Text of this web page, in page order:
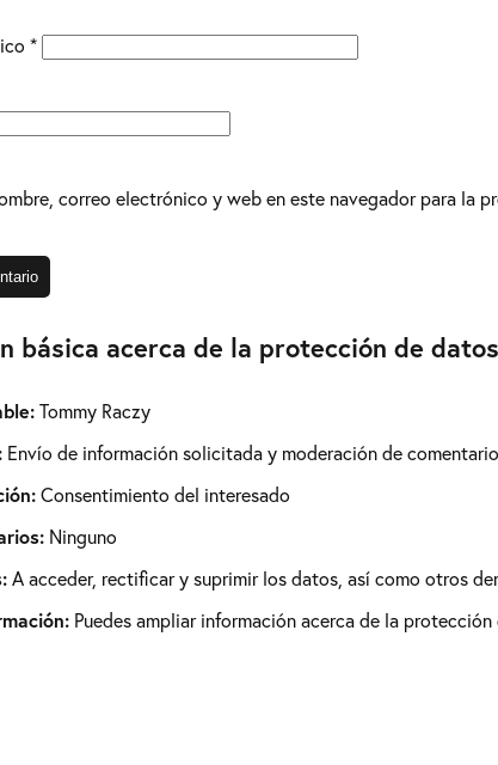
*
correo electrónico y web en este navegador para la
básica acerca de la protección de datos
Tommy Raczy
Envío de información solicitada y moderación de
Consentimiento del interesado
Ninguno
A acceder, rectificar y suprimir los datos, así como otros
Puedes ampliar información acerca de la